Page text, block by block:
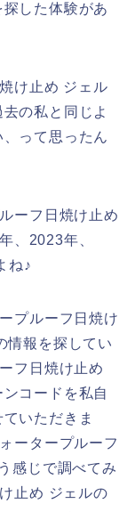
した体験があ
け止め ジェル
の私と同じよ
って思ったん
ーフ日焼け止め
、2023年、
ね♪
プルーフ日焼け
情報を探してい
フ日焼け止め
コードを私自
いただきま
ータープルーフ
感じで調べてみ
止め ジェルの